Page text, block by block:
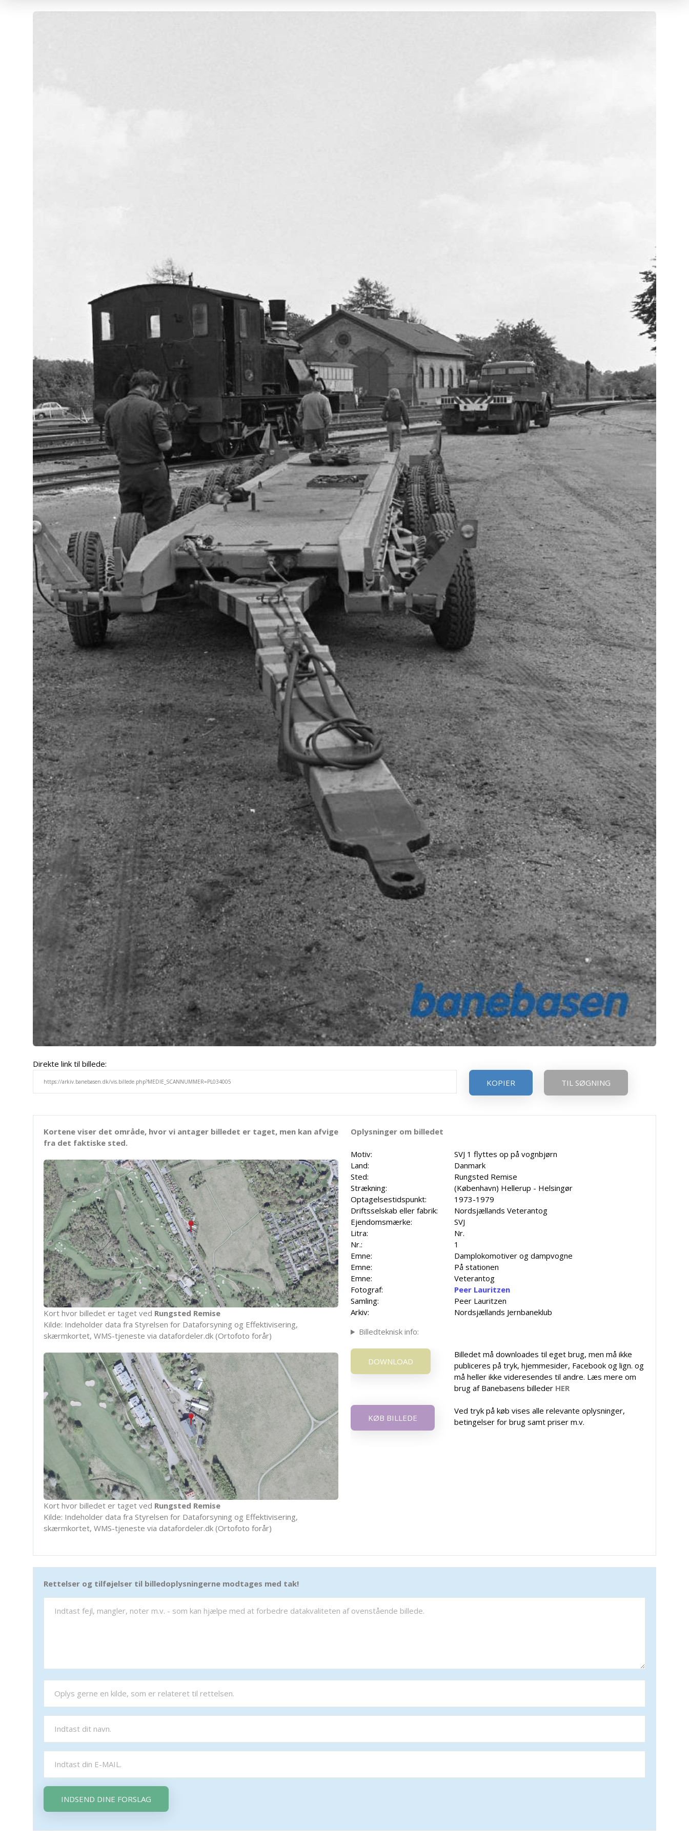
Direkte link til billede:
KOPIER
TIL SØGNING
Kortene viser det område, hvor vi antager billedet er taget, men kan afvige
fra det faktiske sted.
Kort hvor billedet er taget ved Rungsted Remise
Kilde: Indeholder data fra Styrelsen for Dataforsyning og Effektivisering,
skærmkortet, WMS-tjeneste via datafordeler.dk (Ortofoto forår)
Kort hvor billedet er taget ved Rungsted Remise
Kilde: Indeholder data fra Styrelsen for Dataforsyning og Effektivisering,
skærmkortet, WMS-tjeneste via datafordeler.dk (Ortofoto forår)
Oplysninger om billedet
Motiv:
SVJ 1 flyttes op på vognbjørn
Land:
Danmark
Sted:
Rungsted Remise
Strækning:
(København) Hellerup - Helsingør
Optagelsestidspunkt:
1973-1979
Driftsselskab eller fabrik:
Nordsjællands Veterantog
Ejendomsmærke:
SVJ
Litra:
Nr.
Nr.:
1
Emne:
Damplokomotiver og dampvogne
Emne:
På stationen
Emne:
Veterantog
Fotograf:
Peer Lauritzen
Samling:
Peer Lauritzen
Arkiv:
Nordsjællands Jernbaneklub
Billedteknisk info:
DOWNLOAD
Billedet må downloades til eget brug, men må ikke
publiceres på tryk, hjemmesider, Facebook og lign. og
må heller ikke videresendes til andre. Læs mere om
brug af Banebasens billeder HER
KØB BILLEDE
Ved tryk på køb vises alle relevante oplysninger,
betingelser for brug samt priser m.v.
Rettelser og tilføjelser til billedoplysningerne modtages med tak!
INDSEND DINE FORSLAG